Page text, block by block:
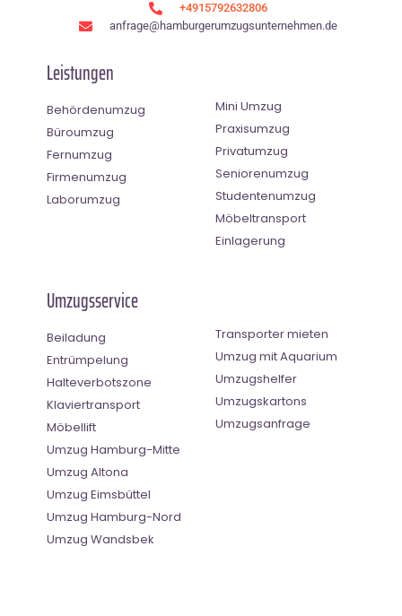
+4915792632806
anfrage@hamburgerumzugsunternehmen.de
Leistungen
Behördenumzug
Büroumzug
Fernumzug
Firmenumzug
Laborumzug
Mini Umzug
Praxisumzug
Privatumzug
Seniorenumzug
Studentenumzug
Möbeltransport
Einlagerung
Umzugsservice
Beiladung
Entrümpelung
Halteverbotszone
Klaviertransport
Möbellift
Umzug Hamburg-Mitte
Umzug Altona
Umzug Eimsbüttel
Umzug Hamburg-Nord
Umzug Wandsbek
Transporter mieten
Umzug mit Aquarium
Umzugshelfer
Umzugskartons
Umzugsanfrage